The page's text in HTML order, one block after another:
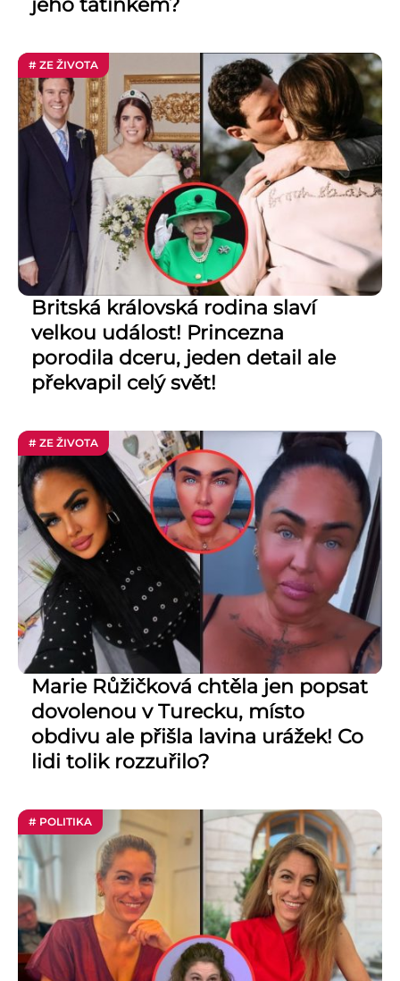
jeho tatínkem?
# ZE ŽIVOTA
Britská královská rodina slaví
velkou událost! Princezna
porodila dceru, jeden detail ale
překvapil celý svět!
# ZE ŽIVOTA
Marie Růžičková chtěla jen popsat
dovolenou v Turecku, místo
obdivu ale přišla lavina urážek! Co
lidi tolik rozzuřilo?
# POLITIKA